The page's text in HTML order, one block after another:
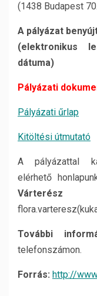
(1438 Budapest
A pályázat
(elektronikus
dátuma)
Pályázati
Pályázati űrlap
Kitöltési útmutató
A pályázattal
elérhető
További
telefonszámon.
Forrás: http://